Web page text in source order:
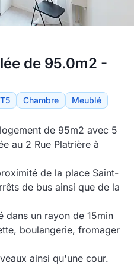
de 95.0m2 -
T5 Chambre Meublé
de 95m2 avec 5
au 2 Rue Platrière à
de la place Saint-
de bus ainsi que de la
dans un rayon de 15min
boulangerie, fromager
ainsi qu'une cour.